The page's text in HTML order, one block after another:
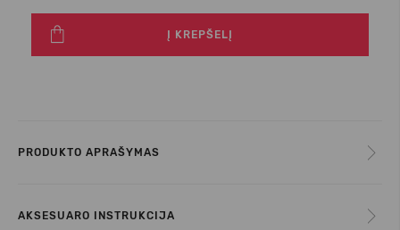
Į KREPŠELĮ
PRODUKTO APRAŠYMAS
AKSESUARO INSTRUKCIJA